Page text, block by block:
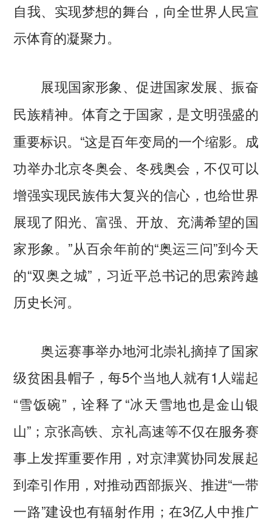
自我、实现梦想的舞台，向全世界人民宣
示体育的凝聚力。
展现国家形象、促进国家发展、振奋
民族精神。 体育之于国家，是文明强盛的
重要标识。“这是百年变局的一个缩影。成
功举办北京冬奥会、冬残奥会，不仅可以
增强实现民族伟大复兴的信心，也给世界
展现了阳光、富强、开放、充满希望的国
家形象。”从百余年前的“奥运三问”到今天
的“双奥之城”，习近平总书记的思索跨越
历史长河。
奥运赛事举办地河北崇礼摘掉了国家
级贫困县帽子，每5个当地人就有1人端起
“雪饭碗”，诠释了“冰天雪地也是金山银
山”；京张高铁、京礼高速等不仅在服务赛
事上发挥重要作用，对京津冀协同发展起
到牵引作用，对推动西部振兴、推进“一带
一路”建设也有辐射作用；在3亿人中推广